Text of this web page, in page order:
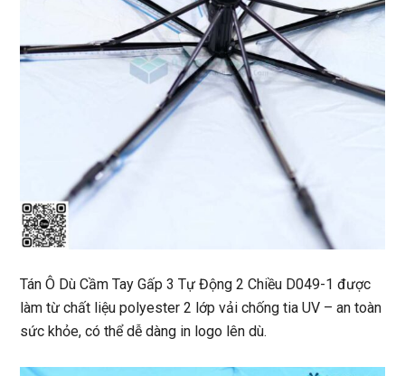
Tán Ô Dù Cầm Tay Gấp 3 Tự Động 2 Chiều D049-1 được
làm từ chất liệu polyester 2 lớp vải chống tia UV – an toàn
sức khỏe, có thể dễ dàng in logo lên dù.